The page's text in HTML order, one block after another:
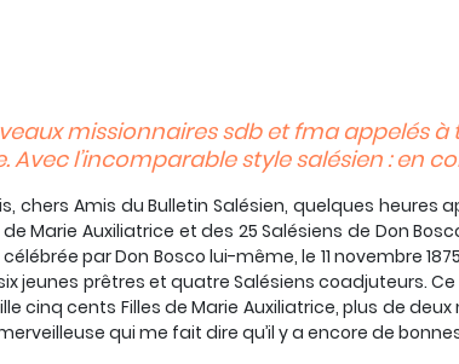
missionnaires sdb et fma appelés
Avec l’incomparable style salésien : en
chers Amis du Bulletin Salésien, quelques heures
de Marie Auxiliatrice et des 25 Salésiens de Don
par Don Bosco lui-même, le 11 novembre
jeunes prêtres et quatre Salésiens coadjuteurs.
cinq cents Filles de Marie Auxiliatrice, plus de
qui me fait dire qu’il y a encore de